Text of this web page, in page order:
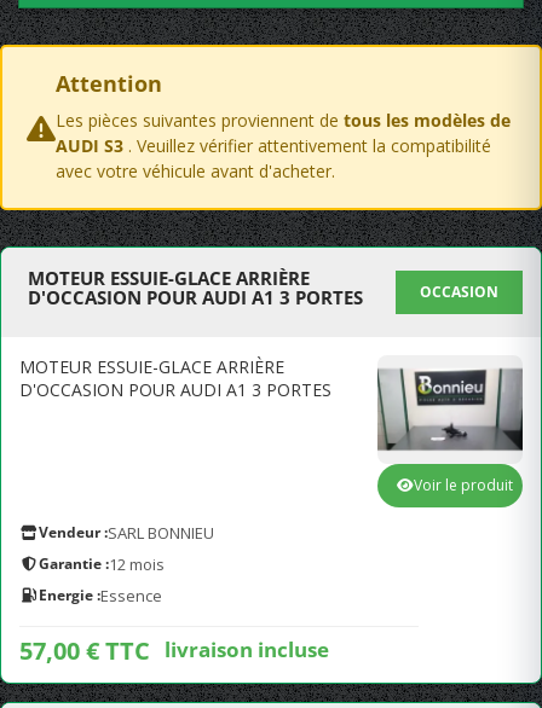
Attention
Les pièces suivantes proviennent de tous les modèles de
AUDI S3 . Veuillez vérifier attentivement la compatibilité
avec votre véhicule avant d'acheter.
MOTEUR ESSUIE-GLACE ARRIÈRE
D'OCCASION POUR AUDI A1 3 PORTES
OCCASION
MOTEUR ESSUIE-GLACE ARRIÈRE
D'OCCASION POUR AUDI A1 3 PORTES
Vendeur :SARL BONNIEU
Garantie :12 mois
Energie :Essence
57,00 € TTC livraison incluse
Voir le produit